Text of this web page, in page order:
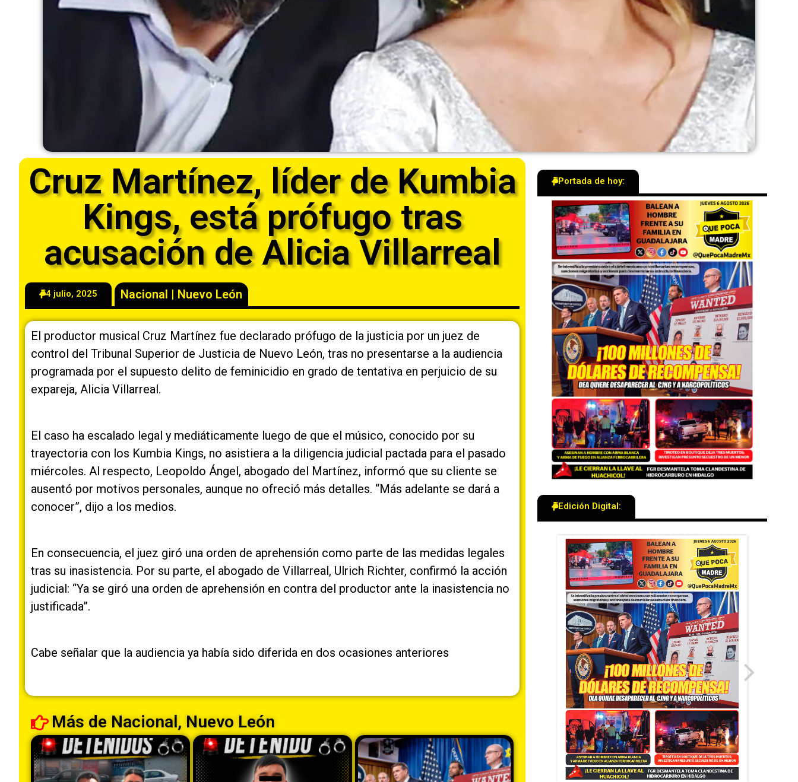
Cruz Martínez, líder de Kumbia
Kings, está prófugo tras
acusación de Alicia Villarreal
4 julio, 2025 Nacional | Nuevo León
El productor musical Cruz Martínez fue declarado prófugo de la justicia por un juez de
control del Tribunal Superior de Justicia de Nuevo León, tras no presentarse a la audiencia
programada por el supuesto delito de feminicidio en grado de tentativa en perjuicio de su
expareja, Alicia Villarreal.
El caso ha escalado legal y mediáticamente luego de que el músico, conocido por su
trayectoria con los Kumbia Kings, no asistiera a la diligencia judicial pactada para el pasado
miércoles. Al respecto, Leopoldo Ángel, abogado del Martínez, informó que su cliente se
ausentó por motivos personales, aunque no ofreció más detalles. “Más adelante se dará a
conocer”, dijo a los medios.
En consecuencia, el juez giró una orden de aprehensión como parte de las medidas legales
tras su inasistencia. Por su parte, el abogado de Villarreal, Ulrich Richter, confirmó la acción
judicial: “Ya se giró una orden de aprehensión en contra del productor ante la inasistencia no
justificada”.
Cabe señalar que la audiencia ya había sido diferida en dos ocasiones anteriores
Más de Nacional, Nuevo León
Portada de hoy:
Edición Digital: